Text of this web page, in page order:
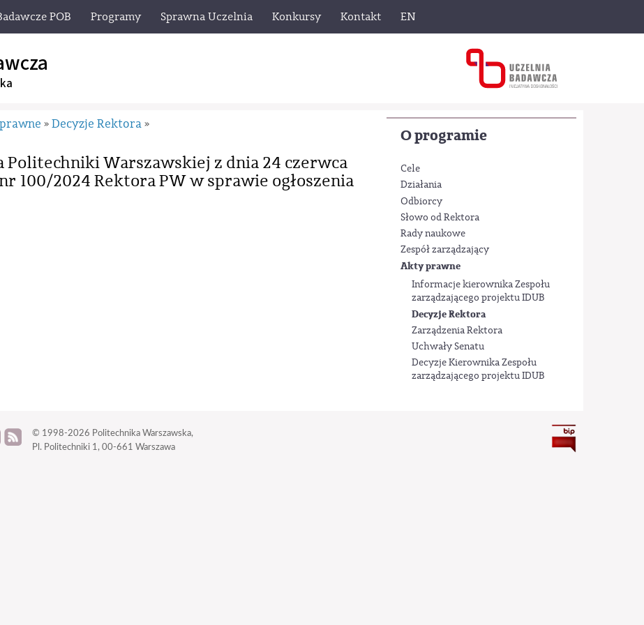
POB Programy Sprawna Uczelnia Konkursy Kontakt EN
O programie
Cele
Działania
Odbiorcy
Słowo od Rektora
Rady naukowe
Zespół zarządzający
Akty prawne
Informacje kierownika Zespołu
zarządzającego projektu IDUB
Decyzje Rektora
Zarządzenia Rektora
Uchwały Senatu
Decyzje Kierownika Zespołu
zarządzającego projektu IDUB
» Decyzje Rektora »
Politechniki Warszawskiej z dnia 24 czerwca
100/2024 Rektora PW w sprawie ogłoszenia
© 1998-2026 Politechnika Warszawska,
Pl. Politechniki 1, 00-661 Warszawa